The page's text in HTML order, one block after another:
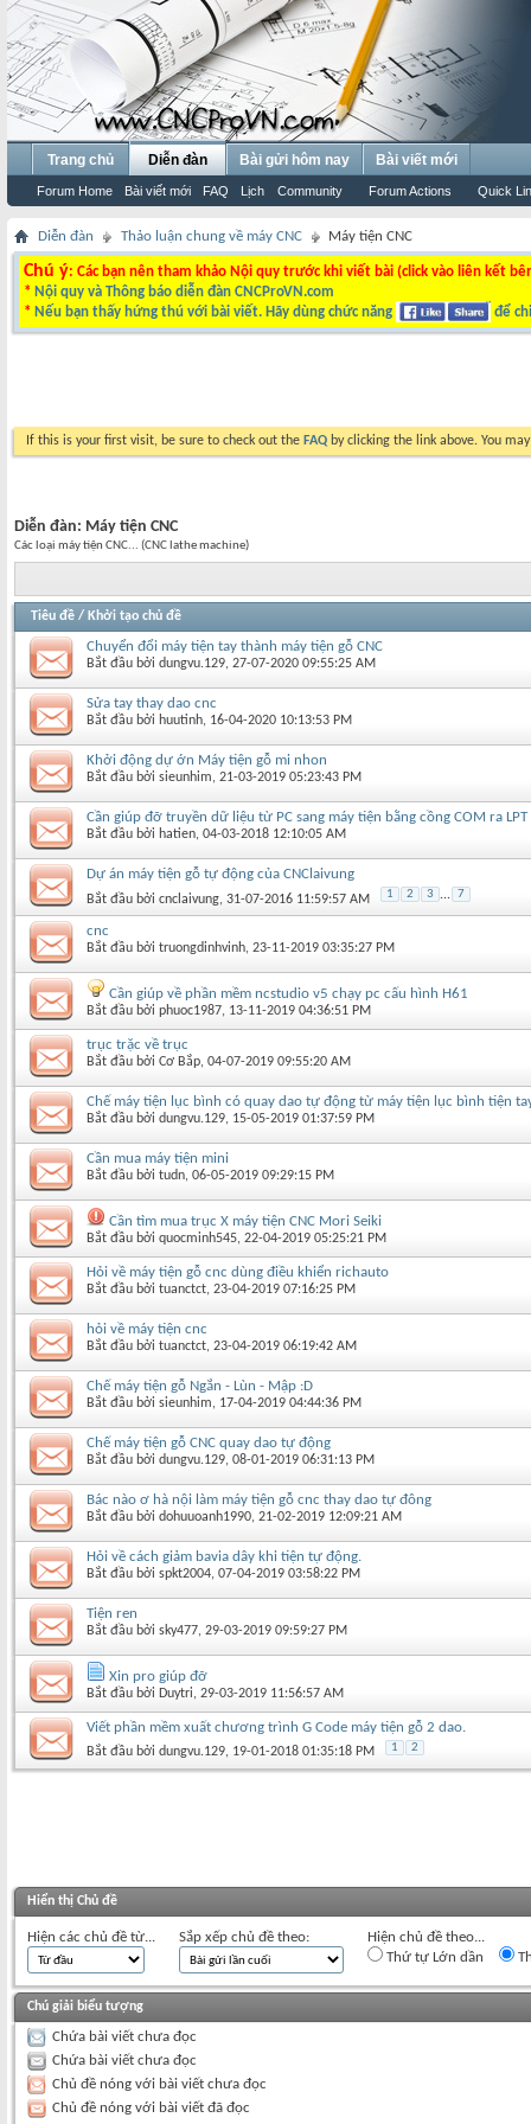
Trang chủ Diễn đàn
Forum Home Bài viết mới FAQ Lịch Community Forum Actions Quick
Bài gửi hôm nay Bài viết mới
Diễn đàn Thảo luận chung về máy CNC Máy tiện CNC
Chú ý: Các bạn nên tham khảo Nội quy trước khi viết bài (click vào liên kết
* Nội quy và Thông báo diễn đàn CNCProVN.com
* Nếu bạn thấy hứng thú với bài viết. Hãy dùng chức năng để
If this is your first visit, be sure to check out the FAQ by clicking the link above. You
Diễn đàn: Máy tiện CNC
Các loại máy tiện CNC... (CNC lathe machine)
Tiêu đề / Khởi tạo chủ đề
Chuyển đổi máy tiện tay thành máy tiện gỗ CNC
Bắt đầu bởi dungvu.129‎, 27-07-2020 09:55:25 AM
Sửa tay thay dao cnc
Bắt đầu bởi huutinh‎, 16-04-2020 10:13:53 PM
Khởi động dự ớn Máy tiện gỗ mi nhon
Bắt đầu bởi sieunhim‎, 21-03-2019 05:23:43 PM
Cần giúp đỡ truyền dữ liệu từ PC sang máy tiện bằng cồng COM ra LPT
Bắt đầu bởi hatien‎, 04-03-2018 12:10:05 AM
Dự án máy tiện gỗ tự động của CNClaivung
Bắt đầu bởi cnclaivung‎, 31-07-2016 11:59:57 AM 1 2 3 ... 7
cnc
Bắt đầu bởi truongdinhvinh‎, 23-11-2019 03:35:27 PM
Cần giúp về phần mềm ncstudio v5 chạy pc cấu hình H61
Bắt đầu bởi phuoc1987‎, 13-11-2019 04:36:51 PM
trục trặc về trục
Bắt đầu bởi Cơ Bắp‎, 04-07-2019 09:55:20 AM
Chế máy tiện lục bình có quay dao tự động từ máy tiện lục bình tiện
Bắt đầu bởi dungvu.129‎, 15-05-2019 01:37:59 PM
Cần mua máy tiện mini
Bắt đầu bởi tudn‎, 06-05-2019 09:29:15 PM
Cần tìm mua trục X máy tiện CNC Mori Seiki
Bắt đầu bởi quocminh545‎, 22-04-2019 05:25:21 PM
Hỏi về máy tiện gỗ cnc dùng điều khiển richauto
Bắt đầu bởi tuanctct‎, 23-04-2019 07:16:25 PM
hỏi về máy tiện cnc
Bắt đầu bởi tuanctct‎, 23-04-2019 06:19:42 AM
Chế máy tiện gỗ Ngắn - Lùn - Mập :D
Bắt đầu bởi sieunhim‎, 17-04-2019 04:44:36 PM
Chế máy tiện gỗ CNC quay dao tự động
Bắt đầu bởi dungvu.129‎, 08-01-2019 06:31:13 PM
Bác nào ơ hà nội làm máy tiện gỗ cnc thay dao tự đông
Bắt đầu bởi dohuuoanh1990‎, 21-02-2019 12:09:21 AM
Hỏi về cách giảm bavia dây khi tiện tự động.
Bắt đầu bởi spkt2004‎, 07-04-2019 03:58:22 PM
Tiện ren
Bắt đầu bởi sky477‎, 29-03-2019 09:59:27 PM
Xin pro giúp đỡ
Bắt đầu bởi Duytri‎, 29-03-2019 11:56:57 AM
Viết phần mềm xuất chương trình G Code máy tiện gỗ 2 dao.
Bắt đầu bởi dungvu.129‎, 19-01-2018 01:35:18 PM 1 2
Hiển thị Chủ đề
Hiện các chủ đề từ... Sắp xếp chủ đề theo:
Hiện chủ đề theo...
Thứ tự Lớn dần
Chú giải biểu tượng
Chứa bài viết chưa đọc
Chứa bài viết chưa đọc
Chủ đề nóng với bài viết chưa đọc
Chủ đề nóng với bài viết đã đọc